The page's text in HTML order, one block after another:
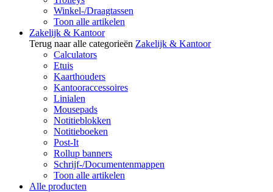
Winkel-/Draagtassen
Toon alle artikelen
Zakelijk & Kantoor
Terug naar alle categorieën Zakelijk & Kantoor
Calculators
Etuis
Kaarthouders
Kantooraccessoires
Linialen
Mousepads
Notitieblokken
Notitieboeken
Post-It
Rollup banners
Schrijf-/Documentenmappen
Toon alle artikelen
Alle producten